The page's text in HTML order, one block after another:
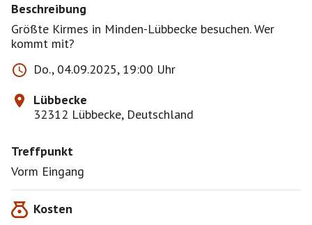
Beschreibung
Größte Kirmes in Minden-Lübbecke besuchen. Wer
kommt mit?
Do., 04.09.2025, 19:00 Uhr
Lübbecke
32312 Lübbecke, Deutschland
Treffpunkt
Vorm Eingang
Kosten